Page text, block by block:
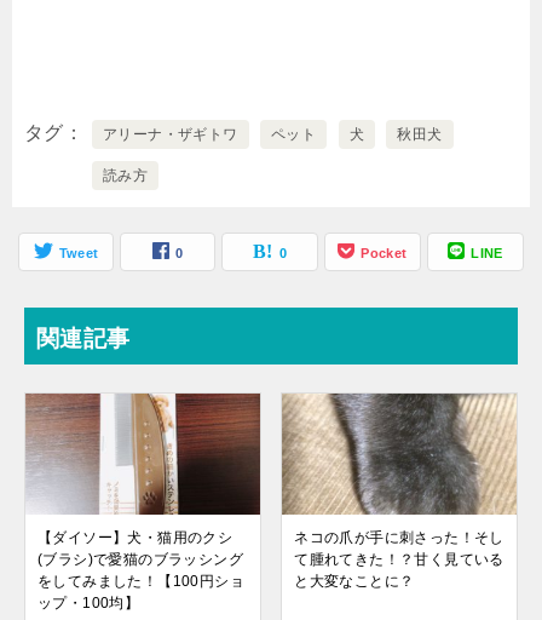
タグ アリーナ・ザギトワ ペット 犬 秋田犬
読み方
Tweet 0 0 Pocket LINE
関連記事
【ダイソー】犬・猫用のクシ
(ブラシ)で愛猫のブラッシング
をしてみました！【100円ショ
ップ・100均】
ネコの爪が手に刺さった！そし
て腫れてきた！？甘く見ている
と大変なことに？